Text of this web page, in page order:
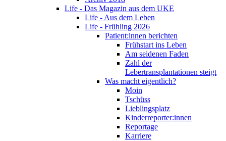
Life - Das Magazin aus dem UKE
Life - Aus dem Leben
Life - Frühling 2026
Patient:innen berichten
Frühstart ins Leben
Am seidenen Faden
Zahl der
Lebertransplantationen steigt
Was macht eigentlich?
Moin
Tschüss
Lieblingsplatz
Kinderreporter:innen
Reportage
Karriere